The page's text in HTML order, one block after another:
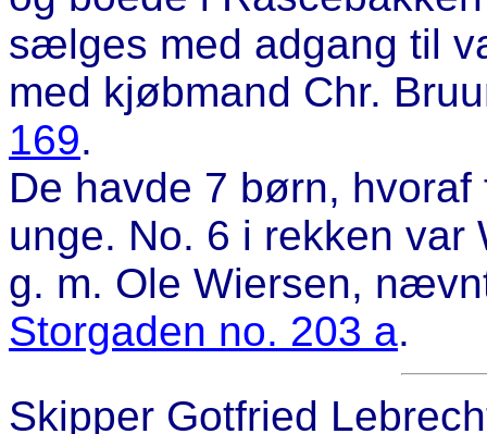
sælges med adgang til
med kjøbmand Chr.
169.
De havde 7 børn,
unge. No. 6 i rekken var
g. m. Ole Wiersen,
Storgaden no. 203 a.
Skipper Gotfried